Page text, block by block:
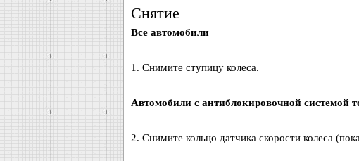
Снятие
Все автомобили
1. Снимите ступицу колеса.
Автомобили с антиблокировочной системой
2. Снимите кольцо датчика скорости колеса